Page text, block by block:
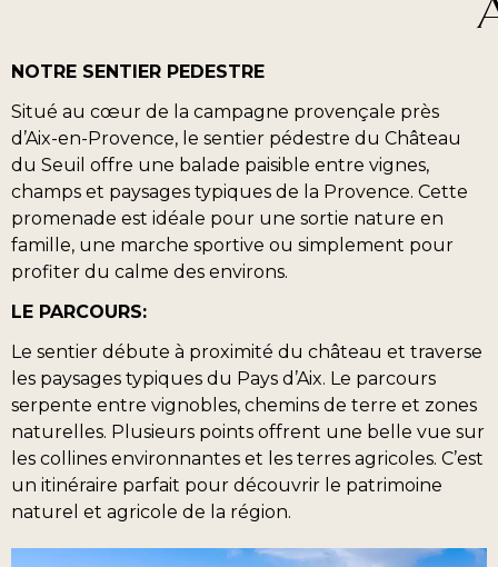
NOTRE SENTIER PEDESTRE
Situé au cœur de la campagne provençale près
d’Aix-en-Provence, le sentier pédestre du Château
du Seuil offre une balade paisible entre vignes,
champs et paysages typiques de la Provence. Cette
promenade est idéale pour une sortie nature en
famille, une marche sportive ou simplement pour
profiter du calme des environs.
LE PARCOURS:
Le sentier débute à proximité du château et traverse
les paysages typiques du Pays d’Aix. Le parcours
serpente entre vignobles, chemins de terre et zones
naturelles. Plusieurs points offrent une belle vue sur
les collines environnantes et les terres agricoles. C’est
un itinéraire parfait pour découvrir le patrimoine
naturel et agricole de la région.